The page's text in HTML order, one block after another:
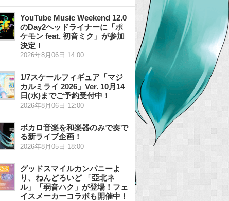
YouTube Music Weekend 12.0
のDay2ヘッドライナーに「ポ
ケモン feat. 初音ミク」が参加
決定！
2026年8月06日 14:00
1/7スケールフィギュア「マジ
カルミライ 2026」Ver. 10月14
日(水)までご予約受付中！
2026年8月06日 12:00
ボカロ音楽を和楽器のみで奏で
る新ライブ企画！
2026年8月05日 18:00
グッドスマイルカンパニーよ
り、ねんどろいど 「亞北ネ
ル」「弱音ハク」が登場！フェ
イスメーカーコラボも開催中！